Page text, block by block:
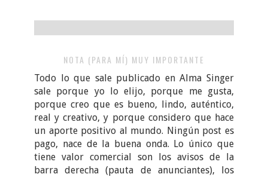
NOTA (PARA MÍ) MUY IMPORTANTE
Todo lo que sale publicado en Alma Singer
sale porque yo lo elijo, porque me gusta,
porque creo que es bueno, lindo, auténtico,
real y creativo, y porque considero que hace
un aporte positivo al mundo. Ningún post es
pago, nace de la buena onda. Lo único que
tiene valor comercial son los avisos de la
barra derecha (pauta de anunciantes), los